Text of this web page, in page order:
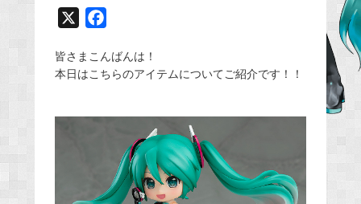
c
e
皆さまこんばんは！
本日はこちらのアイテムについてご紹介です！！